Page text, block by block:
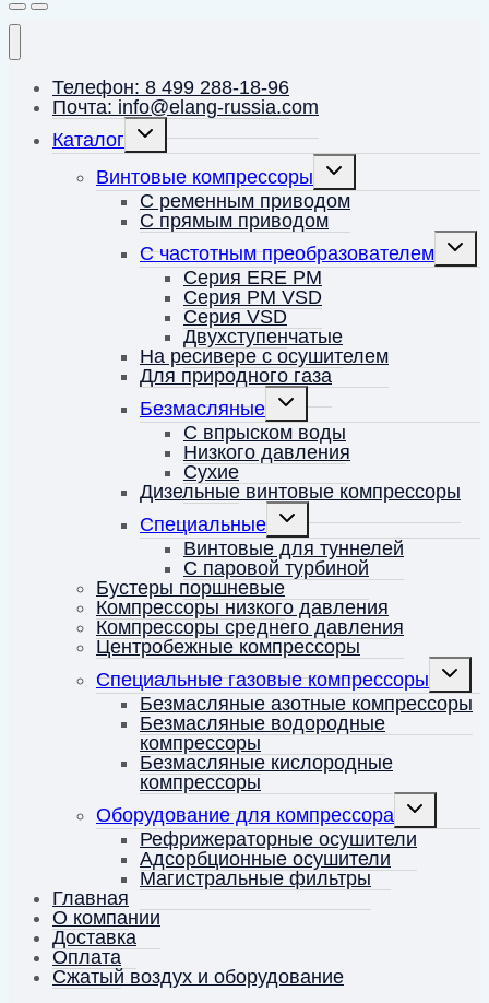
Телефон: 8 499 288-18-96
Почта: info@elang-russia.com
Каталог
Переключить
дочернее
меню
Винтовые компрессоры
Переключить
дочернее
меню
С ременным приводом
С прямым приводом
С частотным преобразователем
меню
Серия ERE PM
Серия PM VSD
Серия VSD
Двухступенчатые
На ресивере с осушителем
Для природного газа
Безмасляные
Переключить
дочернее
меню
С впрыском воды
Низкого давления
Сухие
Дизельные винтовые компрессоры
Специальные
Переключить
дочернее
меню
Винтовые для туннелей
С паровой турбиной
Бустеры поршневые
Компрессоры низкого давления
Компрессоры среднего давления
Центробежные компрессоры
Специальные газовые компрессоры
меню
Безмасляные азотные компрессоры
Безмасляные водородные
компрессоры
Безмасляные кислородные
компрессоры
Оборудование для компрессора
Переключить
дочернее
меню
Рефрижераторные осушители
Адсорбционные осушители
Магистральные фильтры
Главная
О компании
Доставка
Оплата
Сжатый воздух и оборудование